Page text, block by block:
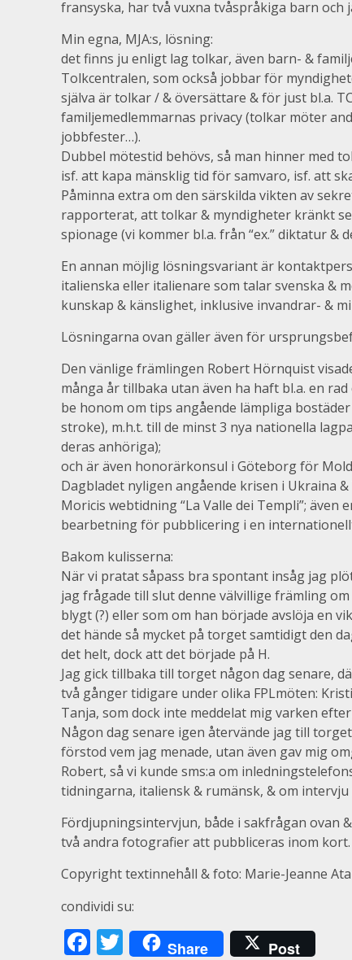
fransyska, har två vuxna tvåspråkiga barn och
Min egna, MJA:s, lösning:
det finns ju enligt lag tolkar, även barn- &
Tolkcentralen, som också jobbar för
själva är tolkar / & översättare & för just bl.a.
familjemedlemmarnas privacy (tolkar möter
jobbfester…).
Dubbel mötestid behövs, så man hinner med
isf. att kapa mänsklig tid för samvaro, isf. att
Påminna extra om den särskilda vikten av
rapporterat, att tolkar & myndigheter kränkt
spionage (vi kommer bl.a. från “ex.” diktatur
En annan möjlig lösningsvariant är
italienska eller italienare som talar svenska &
kunskap & känslighet, inklusive invandrar- &
Lösningarna ovan gäller även för
Den vänlige främlingen Robert Hörnquist
många år tillbaka utan även ha haft bl.a. en
be honom om tips angående lämpliga
stroke), m.h.t. till de minst 3 nya nationella
deras anhöriga);
och är även honorärkonsul i Göteborg för
Dagbladet nyligen angående krisen i Ukraina
Moricis webtidning “La Valle dei Templi”;
bearbetning för pubblicering i en
Bakom kulisserna:
När vi pratat såpass bra spontant insåg jag
jag frågade till slut denne välvillige främling
blygt (?) eller som om han började avslöja en
det hände så mycket på torget samtidigt den
det helt, dock att det började på H.
Jag gick tillbaka till torget någon dag senare,
två gånger tidigare under olika FPLmöten:
Tanja, som dock inte meddelat mig varken
Någon dag senare igen återvände jag till
förstod vem jag menade, utan även gav mig
Robert, så vi kunde sms:a om
tidningarna, italiensk & rumänsk, & om
Fördjupningsintervjun, både i sakfrågan ovan
två andra fotografier att pubbliceras inom kort.
Copyright textinnehåll & foto: Marie-Jeanne
condividi su:
Facebook
Twitter
Share Post